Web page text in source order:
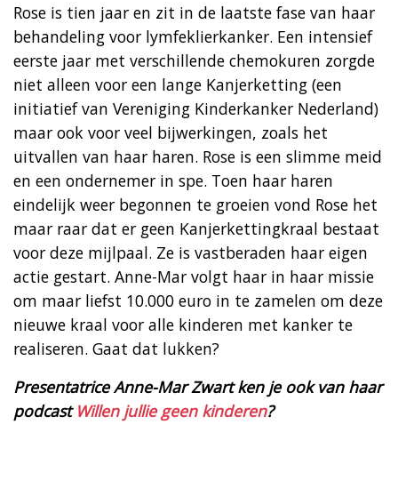
Rose is tien jaar en zit in de laatste fase van haar
behandeling voor lymfeklierkanker. Een intensief
eerste jaar met verschillende chemokuren zorgde
niet alleen voor een lange Kanjerketting (een
initiatief van Vereniging Kinderkanker Nederland)
maar ook voor veel bijwerkingen, zoals het
uitvallen van haar haren. Rose is een slimme meid
en een ondernemer in spe. Toen haar haren
eindelijk weer begonnen te groeien vond Rose het
maar raar dat er geen Kanjerkettingkraal bestaat
voor deze mijlpaal. Ze is vastberaden haar eigen
actie gestart. Anne-Mar volgt haar in haar missie
om maar liefst 10.000 euro in te zamelen om deze
nieuwe kraal voor alle kinderen met kanker te
realiseren. Gaat dat lukken?
Presentatrice Anne-Mar Zwart ken je ook van haar
podcast Willen jullie geen kinderen?